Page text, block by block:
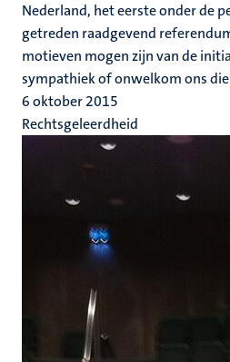
Nederland, het eerste onder de
getreden raadgevend
motieven mogen zijn van de
sympathiek of onwelkom ons
6 oktober 2015
Rechtsgeleerdheid